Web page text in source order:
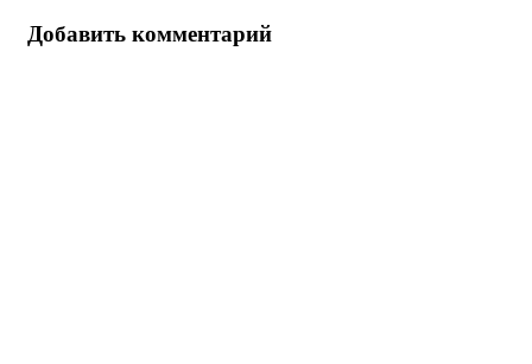
Добавить комментарий